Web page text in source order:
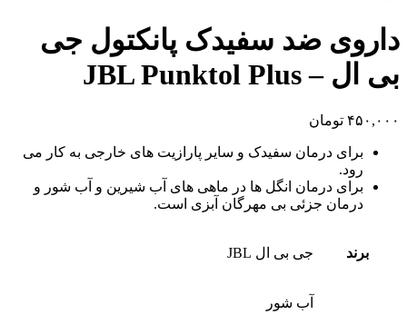
داروی ضد سفیدک پانکتول جی
بی ال – JBL Punktol Plus
۴۵۰,۰۰۰ تومان
برای درمان سفیدک و سایر پارازیت های خارجی به کار می
رود.
برای درمان انگل ها در ماهی های آب شیرین و آب شور و
درمان جزئی بی مهرگان آبزی است.
برند جی بی ال JBL
آب شور